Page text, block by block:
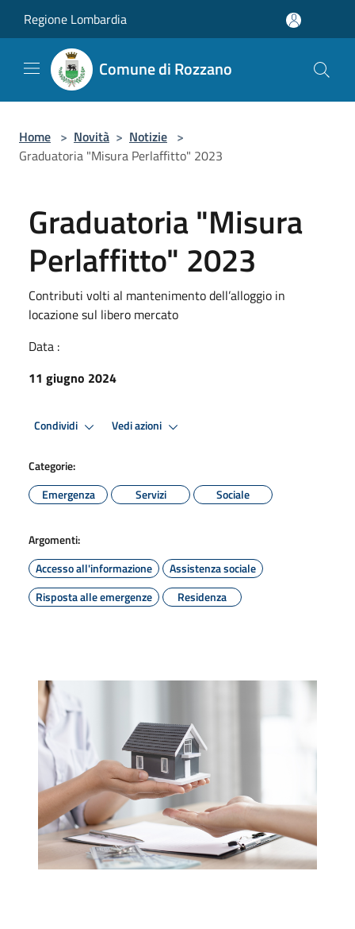
Regione Lombardia
Comune di Rozzano
Home > Novità > Notizie >
Graduatoria "Misura Perlaffitto" 2023
Graduatoria "Misura
Perlaffitto" 2023
Contributi volti al mantenimento dell’alloggio in
locazione sul libero mercato
Data :
11 giugno 2024
Condividi Vedi azioni
Categorie:
Emergenza
Servizi Sociale
Argomenti:
Accesso all'informazione
Assistenza sociale
Risposta alle emergenze
Residenza